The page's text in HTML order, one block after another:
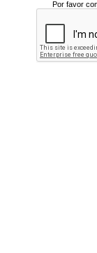
Por favor